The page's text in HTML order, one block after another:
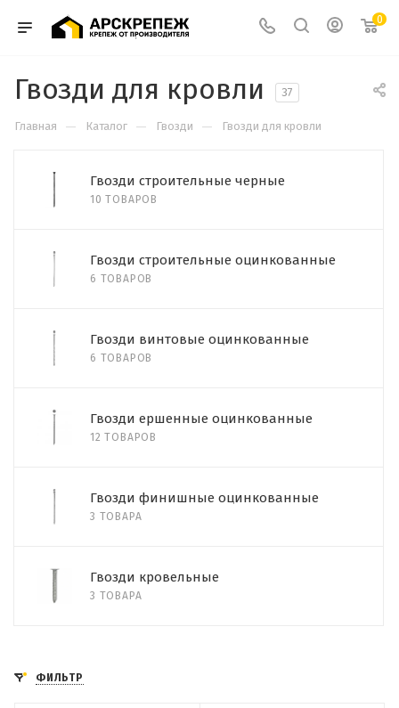
0
Гвозди для кровли 37
Главная — Каталог — Гвозди — Гвозди для кровли
Гвозди строительные черные
10 ТОВАРОВ
Гвозди строительные оцинкованные
6 ТОВАРОВ
Гвозди винтовые оцинкованные
6 ТОВАРОВ
Гвозди ершенные оцинкованные
12 ТОВАРОВ
Гвозди финишные оцинкованные
3 ТОВАРА
Гвозди кровельные
3 ТОВАРА
ФИЛЬТР